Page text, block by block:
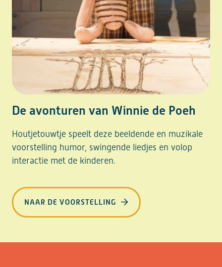
De avonturen van Winnie de Poeh
Houtjetouwtje speelt deze beeldende en muzikale
voorstelling humor, swingende liedjes en volop
interactie met de kinderen.
NAAR DE VOORSTELLING